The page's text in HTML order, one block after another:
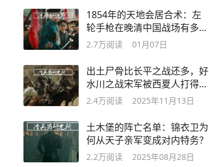
1854年的天地会居合术：左
轮手枪在晚清中国战场有多受
欢迎？
2.7万阅读 01月07日
出土尸骨比长平之战还多，好
水川之战宋军被西夏人打得有
多惨
2.4万阅读 2025年11月13日
土木堡的阵亡名单：锦衣卫为
何从天子亲军变成对内特务？
2.2万阅读 2025年08月28日